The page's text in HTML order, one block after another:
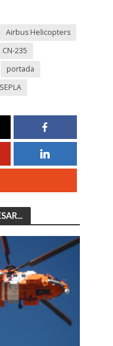
Airbus Helicopters
CN-235
portada
SEPLA